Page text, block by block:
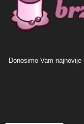
Donosimo Vam